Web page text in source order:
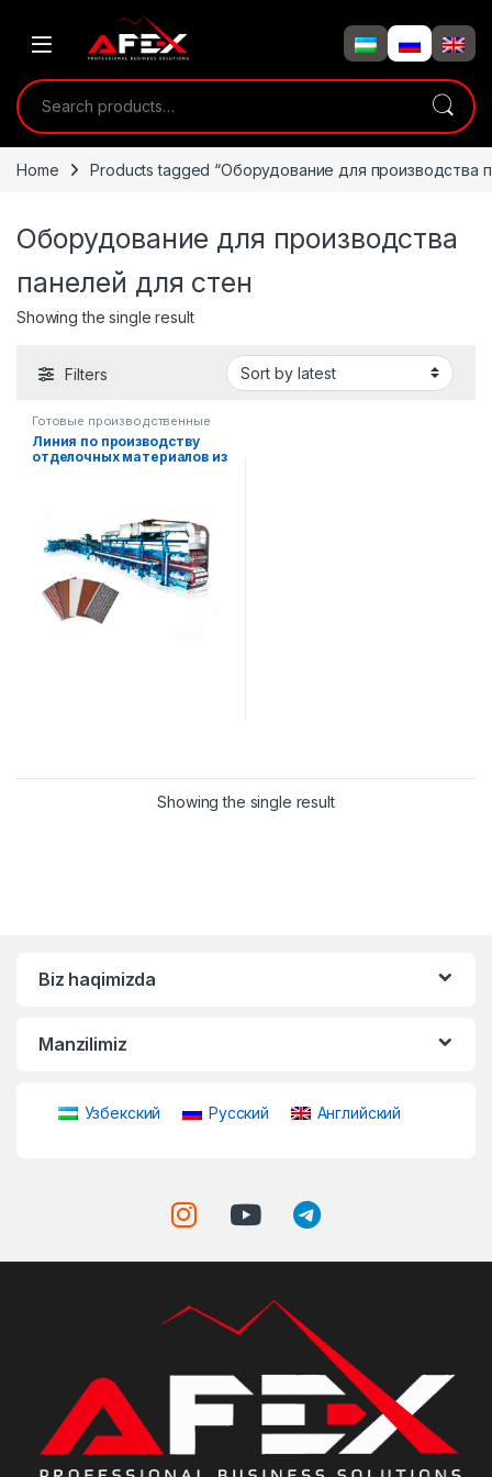
Search for:
Home Products tagged “Оборудование для производства
Оборудование для производства
панелей для стен
Showing the single result
Filters
Готовые производственные
линии
Металлообрабатывающее
оборудование
Линия по производству
отделочных материалов из
Showing the single result
Biz haqimizda
Manzilimiz
Узбекский Русский Английский